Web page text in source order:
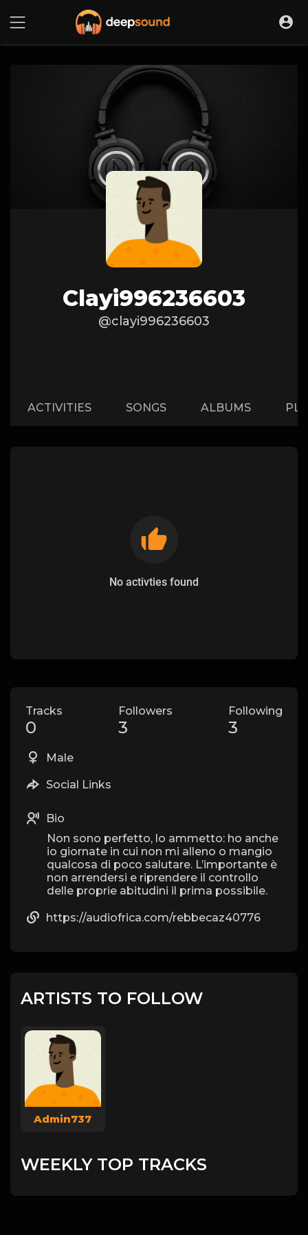
Clayi996236603
@clayi996236603
ACTIVITIES SONGS ALBUMS
No activties found
Tracks
0
Followers
3
Following
3
Male
Social Links
Bio
Non sono perfetto, lo ammetto: ho anche
io giornate in cui non mi alleno o mangio
qualcosa di poco salutare. L’importante è
non arrendersi e riprendere il controllo
delle proprie abitudini il prima possibile.
https://audiofrica.com/rebbecaz40776
ARTISTS TO FOLLOW
Admin737
WEEKLY TOP TRACKS